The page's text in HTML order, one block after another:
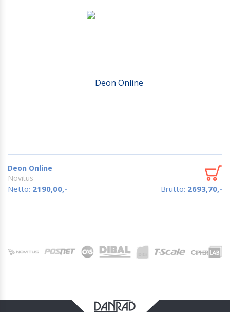
Deon Online
Novitus
Netto: 2190,00,- Brutto: 2693,70,-